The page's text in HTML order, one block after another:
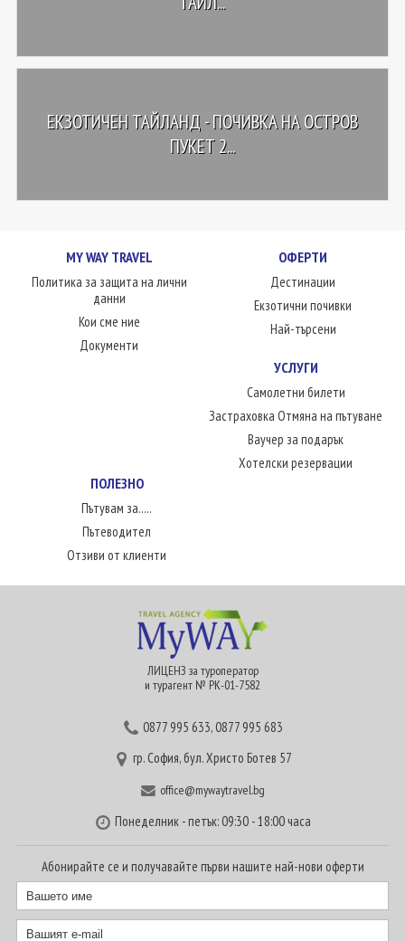
ЕКЗОТИЧЕН ТАЙЛАНД - ПОЧИВКА НА ОСТРОВ
ПУКЕТ 2...
MY WAY TRAVEL
Политика за защита на лични
данни
Кои сме ние
Документи
ОФЕРТИ
Дестинации
Екзотични почивки
Най-търсени
УСЛУГИ
Самолетни билети
Застраховка Отмяна на пътуване
Ваучер за подарък
Хотелски резервации
ПОЛЕЗНО
Пътувам за.....
Пътеводител
Отзиви от клиенти
ЛИЦЕНЗ за туроператор
и турагент № РК-01-7582
0877 995 633,0877 995 683
гр. София, бул. Христо Ботев 57
office@mywaytravel.bg
Понеделник - петък: 09:30 - 18:00 часа
Абонирайте се и получавайте първи нашите най-нови оферти